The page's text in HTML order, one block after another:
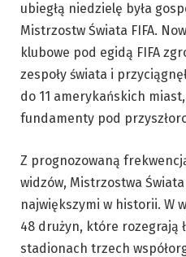
ubiegłą niedzielę była
Mistrzostw Świata FIFA.
klubowe pod egidą FIFA
zespoły świata i
do 11 amerykańskich
fundamenty pod
Z prognozowaną
widzów, Mistrzostwa Świata
największymi w historii. W
48 drużyn, które rozegrają
stadionach trzech